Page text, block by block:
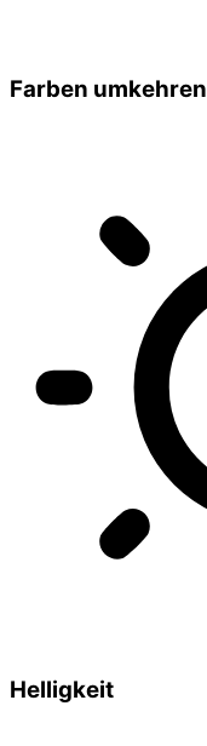
Farben umkehren
Helligkeit